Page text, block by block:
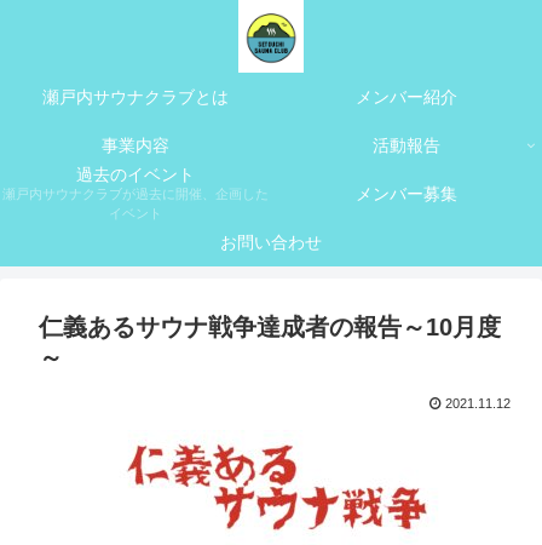
瀬戸内サウナクラブとは メンバー紹介
事業内容
活動報告
過去のイベント
瀬戸内サウナクラブが過去に開催、企画した
イベント
メンバー募集
お問い合わせ
仁義あるサウナ戦争達成者の報告～10月度
～
2021.11.12